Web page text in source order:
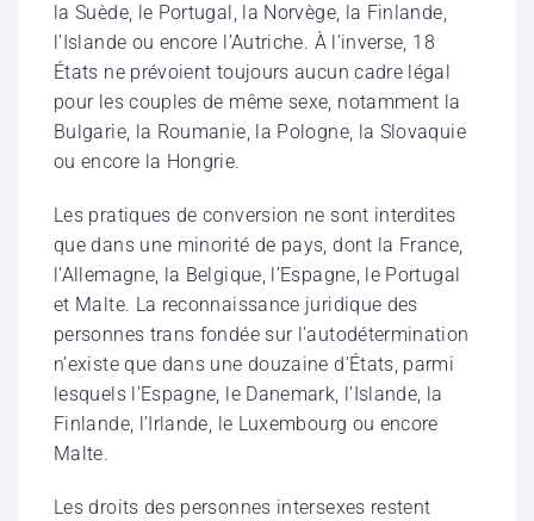
la Suède, le Portugal, la Norvège, la Finlande,
l’Islande ou encore l’Autriche. À l’inverse, 18
États ne prévoient toujours aucun cadre légal
pour les couples de même sexe, notamment la
Bulgarie, la Roumanie, la Pologne, la Slovaquie
ou encore la Hongrie.
Les pratiques de conversion ne sont interdites
que dans une minorité de pays, dont la France,
l’Allemagne, la Belgique, l’Espagne, le Portugal
et Malte. La reconnaissance juridique des
personnes trans fondée sur l’autodétermination
n’existe que dans une douzaine d’États, parmi
lesquels l’Espagne, le Danemark, l’Islande, la
Finlande, l’Irlande, le Luxembourg ou encore
Malte.
Les droits des personnes intersexes restent